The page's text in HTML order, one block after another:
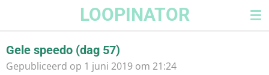
de
hoofdinhoud
LOOPINATOR
Gele speedo (dag 57)
Gepubliceerd op 1 juni 2019 om 21:24